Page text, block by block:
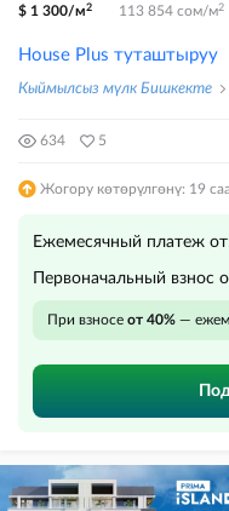
$ 1 300/м2 113 854 сом/м2
House Plus туташтыруу
Кыймылсыз мүлк Бишкекте
634 5
Жогору көтөрүлгөнү: 19
Ежемесячный платеж
Первоначальный взнос
При взносе от 40% —